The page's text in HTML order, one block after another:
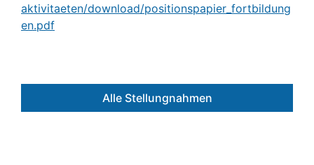
aktivitaeten/download/positionspapier_fortbildung
en.pdf
Alle Stellungnahmen